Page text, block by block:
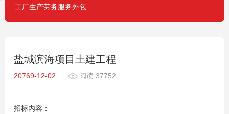
工厂生产劳务服务外包
盐城滨海项目土建工程
20769-12-02 阅读:37752
招标内容：